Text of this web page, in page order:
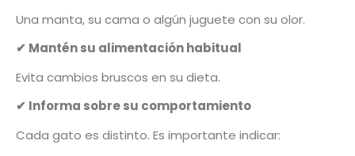
Una manta, su cama o algún juguete con su olor.
✔ Mantén su alimentación habitual
Evita cambios bruscos en su dieta.
✔ Informa sobre su comportamiento
Cada gato es distinto. Es importante indicar: